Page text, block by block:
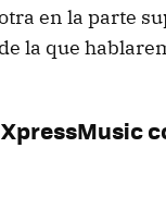
en la parte
la que